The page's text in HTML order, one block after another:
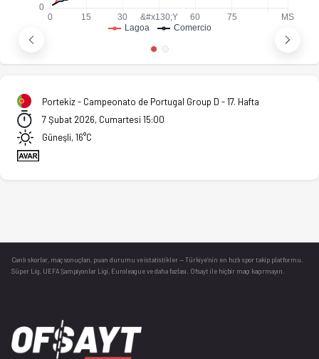
Portekiz - Campeonato de Portugal Group D - 17. Hafta
7 Şubat 2026, Cumartesi 15:00
Güneşli, 16°C
Canlı skorlar , maç sonuçları, puan durumu ve istatistikler — Türkiye’nin en hızlı spor takip platformu.
Süper Lig, UEFA Şampiyonlar Ligi, Euroleague ve daha fazlası. Ofsayt ile hiçbir maçı kaçırmayın.